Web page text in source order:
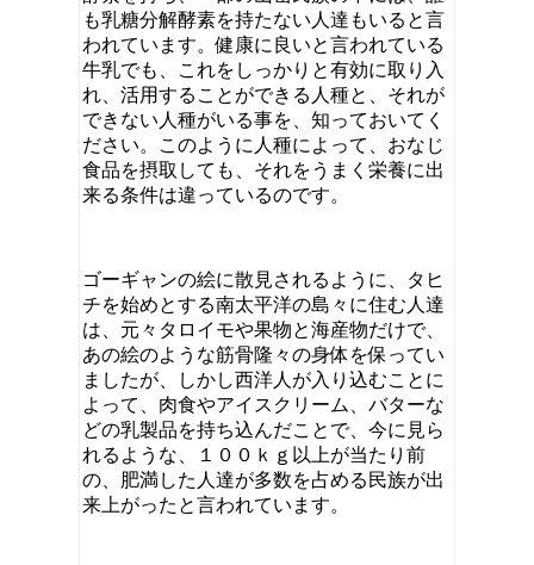
も乳糖分解酵素を持たない人達もいると言
われています。健康に良いと言われている
牛乳でも、これをしっかりと有効に取り入
れ、活用することができる人種と、それが
できない人種がいる事を、知っておいてく
ださい。このように人種によって、おなじ
食品を摂取しても、それをうまく栄養に出
来る条件は違っているのです。
ゴーギャンの絵に散見されるように、タヒ
チを始めとする南太平洋の島々に住む人達
は、元々タロイモや果物と海産物だけで、
あの絵のような筋骨隆々の身体を保ってい
ましたが、しかし西洋人が入り込むことに
よって、肉食やアイスクリーム、バターな
どの乳製品を持ち込んだことで、今に見ら
れるような、１００ｋｇ以上が当たり前
の、肥満した人達が多数を占める民族が出
来上がったと言われています。